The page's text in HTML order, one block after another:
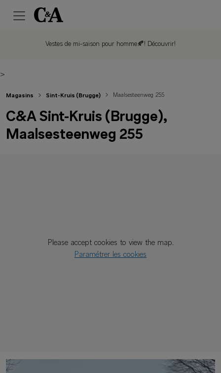
Vestes de mi-saison pour homme🍂! Découvrir!
>
Please accept cookies to view the map.
Paramétrer les cookies
Magasins Sint-Kruis (Brugge) Maalsesteenweg 255
C&A Sint-Kruis (Brugge),
Maalsesteenweg 255